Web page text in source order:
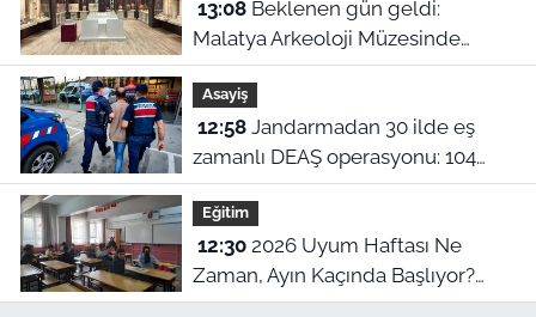
13:08Beklenen gün geldi:
Malatya Arkeoloji Müzesinde
binlerce yıllık eserler görücüye
çıkıyor
Asayiş
12:58Jandarmadan 30 ilde eş
zamanlı DEAŞ operasyonu: 104
şüpheli yakalandı!
Eğitim
12:302026 Uyum Haftası Ne
Zaman, Ayın Kaçında Başlıyor?
MEB 1. Sınıf ve Anaokulu Uyum